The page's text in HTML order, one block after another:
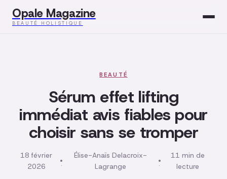
Opale Magazine
BEAUTÉ HOLISTIQUE
Développement
Bien-être
BEAUTÉ
Sérum effet lifting
immédiat avis fiables pour
choisir sans se tromper
18 février
2026
·
Élise-Anaïs Delacroix-
Lagrange
·
11 min de
lecture